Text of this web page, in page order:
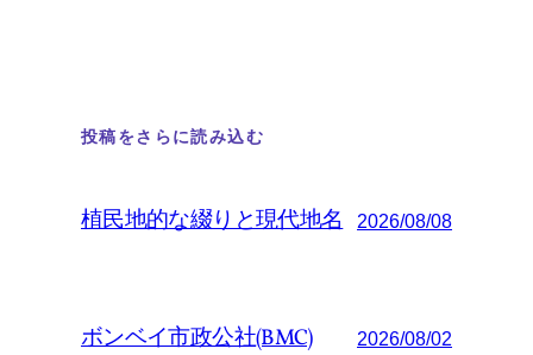
投稿をさらに読み込む
植民地的な綴りと現代地名 2026/08/08
ボンベイ市政公社(BMC) 2026/08/02